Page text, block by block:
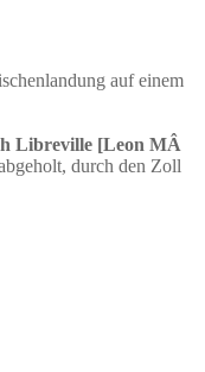
auf einem
Libreville [Leon MÂ
durch den Zoll